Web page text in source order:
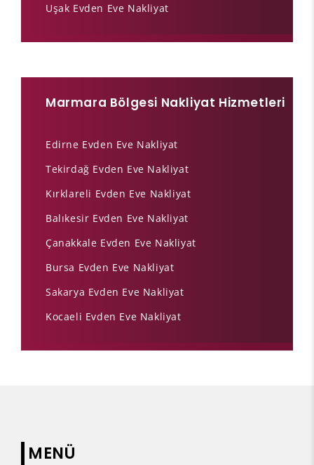
Uşak Evden Eve Nakliyat
Marmara Bölgesi Nakliyat Hizmetleri
Edirne Evden Eve Nakliyat
Tekirdağ Evden Eve Nakliyat
Kırklareli Evden Eve Nakliyat
Balıkesir Evden Eve Nakliyat
Çanakkale Evden Eve Nakliyat
Bursa Evden Eve Nakliyat
Sakarya Evden Eve Nakliyat
Kocaeli Evden Eve Nakliyat
MENÜ